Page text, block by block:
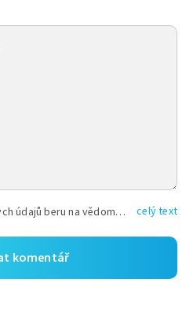
Vyplněním shora uvedených údajů beru na vědomí, že společnost TEXT FACTORY s.r.o., sídlem Brno, Durďákova 336/29, Černá Pole, PSČ: 613 00, IČ: 06157831, zapsané u Krajského soudu v Brně, oddíl C, vložka 100399, bude zpracovávat mé osobní údaje uvedené v rámci mnou vyplněného registračního formuláře na základě oprávněných zájmů TEXT FACTORY s.r.o. dle čl. 6 odst. 1 písm. f) GDPR a pro splnění právních povinností (čl. 6 odst. 1 písm. c) GDPR), a to pro tyto účely: nezbytnost zajistit oprávnění návštěvníka webových stránek provozovaných společností TEXT FACTORY s.r.o. přispívat aktivně ke zveřejněným článkům nebo v rámci diskusních fór a výkon práv TEXT FACTORY s.r.o. jako administrátora těchto diskusních fór. Více informací o zpracování osobních údajů a právech lze nalézt v celý text